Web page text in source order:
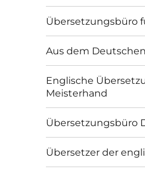
Übersetzungsbüro
Aus dem
Englische
Meisterhand
Übersetzungsbüro
Übersetzer der